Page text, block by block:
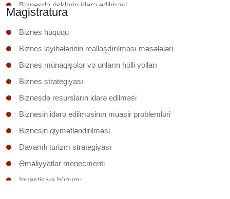
Biznesdə risklərin idarə edilməsi
Biznesin əsasları
Biznesin təhlükəsizliyi
Bronlaşdırma sistemləri
Dayanıqlı turizm
Destinasiyaların idarə edilməsi
Dövlət və bələdiyyə xidmətlərində elektron hökumətin
texnologiyası
Dövlət və biznes sahələrinin qarşılıqlı fəaliyyətində dövlət
xidməti
Elektron marketinq
Əməliyyat marketinqi
Magistratura
Biznes hüququ
Biznes layihələrinin reallaşdırılması məsələləri
Biznes münaqişələr və onların həlli yolları
Biznes strategiyası
Biznesdə resursların idarə edilməsi
Biznesin idarə edilməsinın müasir problemləri
Biznesin qiymətləndirilməsi
Davamlı turizm strategiyası
Əməliyyatlar menecmenti
İnvestisiya hüququ